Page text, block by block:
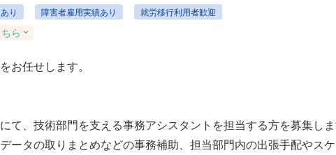
り 障害者雇用実績あり 就労移行利用者歓迎
ら
お任せします。
て、技術部門を支える事務アシスタントを担当する方を募集しま
ータの取りまとめなどの事務補助、担当部門内の出張手配やスケ